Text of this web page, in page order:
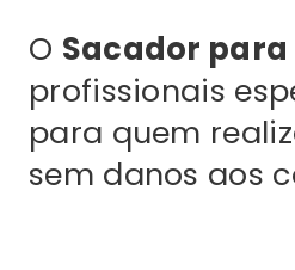
O Sacador
profissionais
para quem
sem danos aos